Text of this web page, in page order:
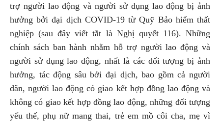
trợ người lao động và người sử dụng lao động bị ảnh
hưởng bởi đại dịch COVID-19 từ Quỹ Bảo hiểm thất
nghiệp (sau đây viết tắt là Nghị quyết 116). Những
chính sách ban hành nhằm hỗ trợ người lao động và
người sử dụng lao động, nhất là các đối tượng bị ảnh
hưởng, tác động sâu bởi đại dịch, bao gồm cả người
dân, người lao động có giao kết hợp đồng lao động và
không có giao kết hợp đồng lao động, những đối tượng
yếu thế, phụ nữ mang thai, trẻ em mồ côi cha, mẹ vì